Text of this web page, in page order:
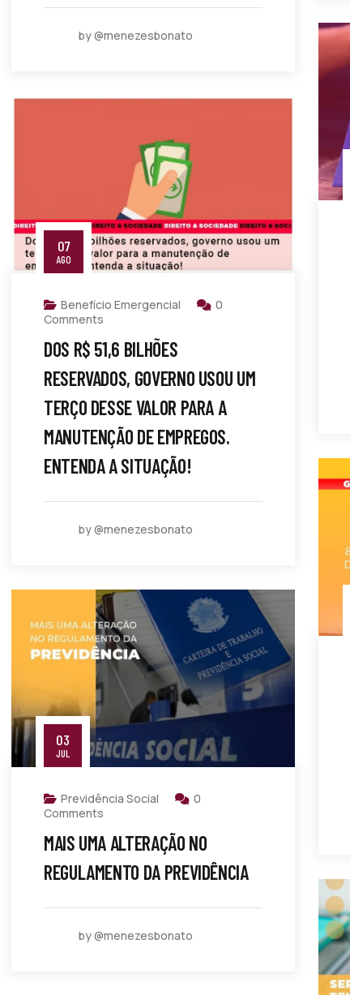
by @menezesbonato
07
AGO
Benefício Emergencial
0
Comments
DOS R$ 51,6 BILHÕES
RESERVADOS, GOVERNO USOU UM
TERÇO DESSE VALOR PARA A
MANUTENÇÃO DE EMPREGOS.
ENTENDA A SITUAÇÃO!
by @menezesbonato
03
JUL
Previdência Social
0
Comments
MAIS UMA ALTERAÇÃO NO
REGULAMENTO DA PREVIDÊNCIA
by @menezesbonato